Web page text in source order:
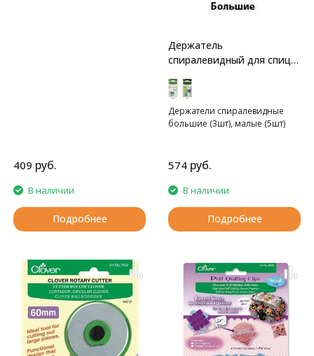
409 руб.
В наличии
Подробнее
Держатель
спиралевидный для спиц
Держатели спиралевидные
большие (3шт), малые (5шт)
574 руб.
В наличии
Подробнее